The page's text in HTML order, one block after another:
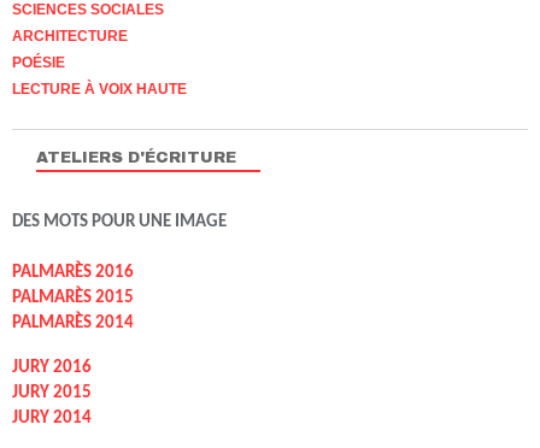
SCIENCES SOCIALES
ARCHITECTURE
POÉSIE
LECTURE À VOIX HAUTE
ATELIERS D'ÉCRITURE
DES MOTS POUR UNE IMAGE
PALMARÈS 2016
PALMARÈS 2015
PALMARÈS 2014
JURY 2016
JURY 2015
JURY 2014